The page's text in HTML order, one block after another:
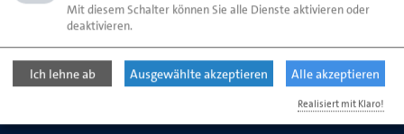
2026
2026.11.04_Handwerks-Mahlzeit
Handwerkskammer Bremen
Mit diesem Schalter können Sie alle Dienste aktivieren oder
deaktivieren.
Ich lehne ab Ausgewählte akzeptieren Alle akzeptieren
Realisiert mit Klaro!